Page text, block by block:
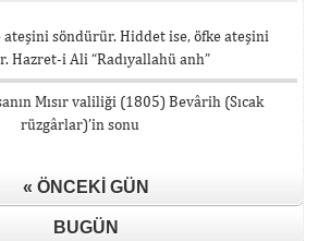
ateşini söndürür. Hiddet ise, öfke ateşini
Hazret-i Ali “Radıyallahü anh”
Mısır valiliği (1805) Bevârih (Sıcak
rüzgârlar)’in sonu
« ÖNCEKI GÜN
BUGÜN